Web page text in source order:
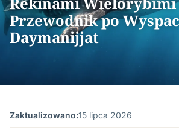
Przewodnik po
Daymanijjat
Zaktualizowano:15 lipca 2026